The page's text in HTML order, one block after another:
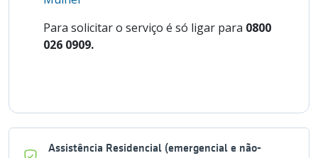
Para solicitar o serviço é só ligar para 0800
026 0909.
Assistência Residencial (emergencial e não-